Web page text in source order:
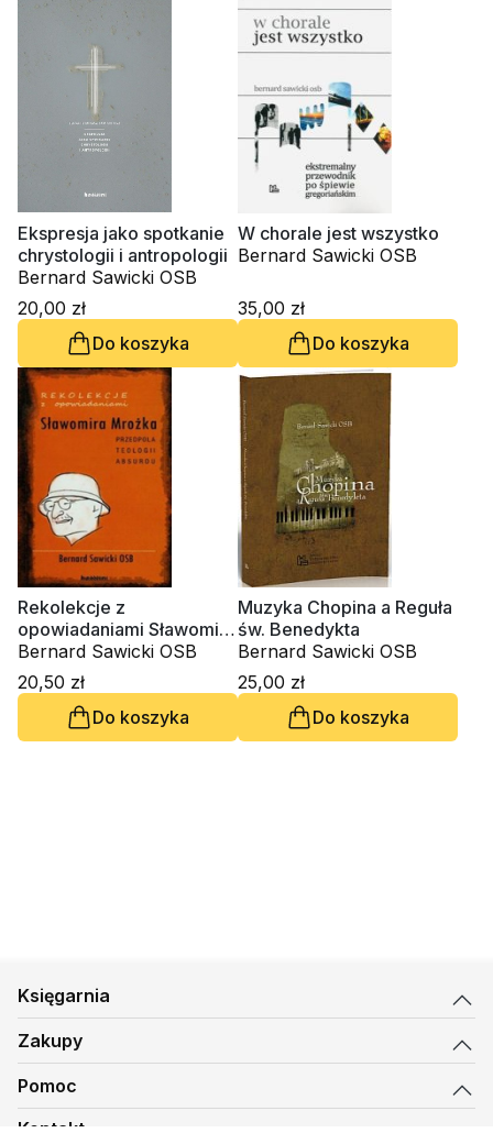
Ekspresja jako spotkanie
chrystologii i antropologii
Bernard Sawicki OSB
20,00 zł
Do koszyka
W chorale jest wszystko
Bernard Sawicki OSB
35,00 zł
Do koszyka
Rekolekcje z
opowiadaniami Sławomira
Mrożka
Bernard Sawicki OSB
20,50 zł
Do koszyka
Muzyka Chopina a Reguła
św. Benedykta
Bernard Sawicki OSB
25,00 zł
Do koszyka
Księgarnia
Zakupy
Pomoc
Kontakt